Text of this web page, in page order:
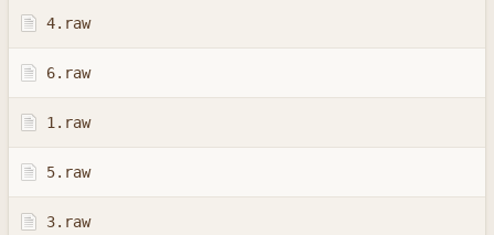
4.raw
6.raw
1.raw
5.raw
3.raw